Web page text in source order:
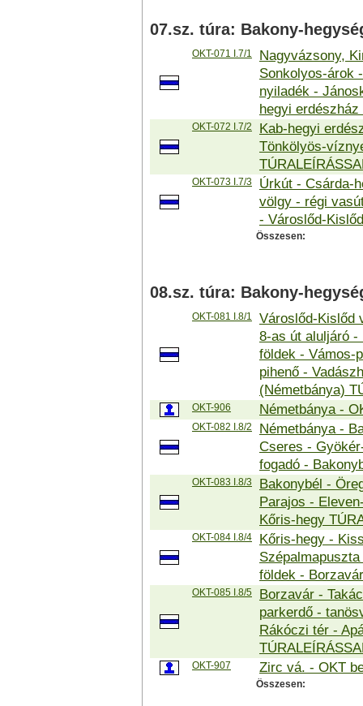
07.sz. túra: Bakony-
OKT-071 I.7/1
Nagyvázsony,
Sonkolyos-árok
nyiladék -
hegyi
OKT-072 I.7/2
Kab-hegyi
Tönkölyös-
OKT-073 I.7/3
Úrkút - Csárda-
völgy - régi
- Városlőd-
Összesen:
08.sz. túra: Bakony-
OKT-081 I.8/1
Városlőd-Kislőd
8-as út aluljáró
földek - Vámos-
pihenő -
(Németbánya)
OKT-906 Németbánya -
OKT-082 I.8/2
Németbánya -
Cseres -
fogadó -
OKT-083 I.8/3
Bakonybél -
Parajos -
Kőris-hegy
OKT-084 I.8/4
Kőris-hegy -
földek -
OKT-085 I.8/5
Borzavár -
parkerdő -
Rákóczi tér -
OKT-907 Zirc vá. - OKT
Összesen: